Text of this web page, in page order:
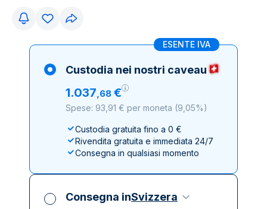
ESENTE IVA
Custodia nei nostri caveau
1.037,68 €
Spese: 93,91 € per moneta (9,05%)
Custodia gratuita fino a 0 €
Rivendita gratuita e immediata 24/7
Consegna in qualsiasi momento
Consegna inSvizzera